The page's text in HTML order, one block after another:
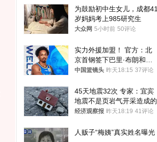
为鼓励初中生女儿，成都41
岁妈妈考上985研究生
大众网 5小时前 50评论
实力外援加盟！ 官方：北
京首钢签下巴里·布朗和桑
普森
中国篮镜头 昨天18:15 37评论
45天地震32次 专家：宜宾
地震不是页岩气开采造成的
经济观察报 昨天18:19 41评论
人贩子“梅姨”真实姓名曝光